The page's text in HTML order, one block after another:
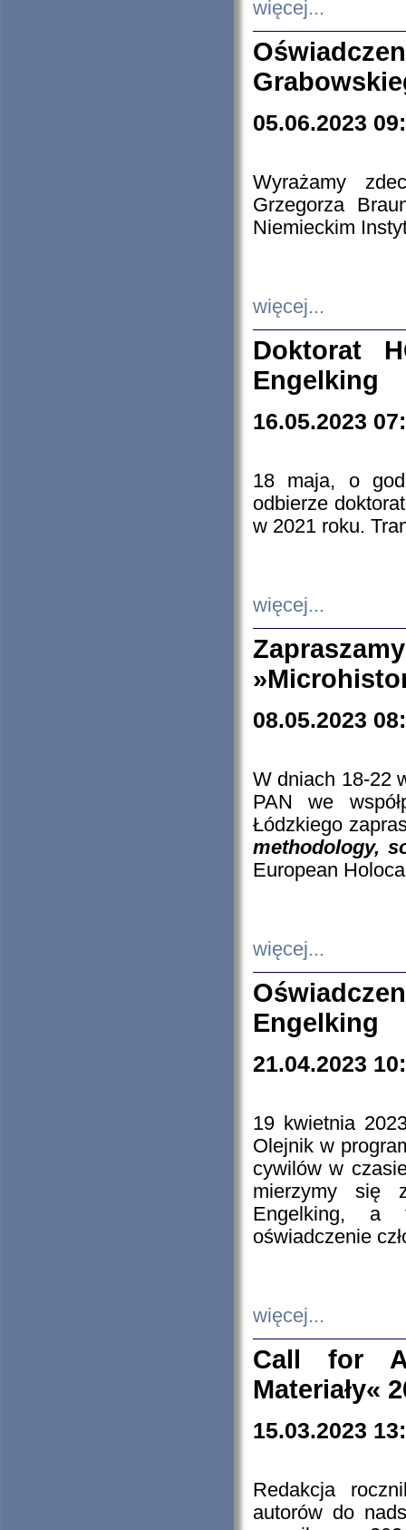
więcej...
05.06.2023
Wyrażamy
Grzegorza
Niemieckim
więcej...
Doktorat
Engelking
16.05.2023
18 maja, o
odbierze
w 2021 roku.
więcej...
08.05.2023
W dniach 18-22
PAN we
Łódzkiego
methodology,
European
więcej...
Engelking
21.04.2023
19 kwietnia
Olejnik w
cywilów w
mierzymy się
Engelking, a
oświadczenie
więcej...
Call for
Materiały«
15.03.2023
Redakcja
autorów do